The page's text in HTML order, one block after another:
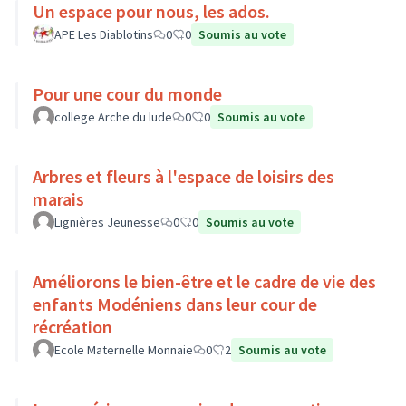
Un espace pour nous, les ados.
APE Les Diablotins 0 0 Soumis au vote
Pour une cour du monde
college Arche du lude 0 0 Soumis au vote
Arbres et fleurs à l'espace de loisirs des
marais
Lignières Jeunesse 0 0 Soumis au vote
Améliorons le bien-être et le cadre de vie des
enfants Modéniens dans leur cour de
récréation
Ecole Maternelle Monnaie 0 2 Soumis au vote